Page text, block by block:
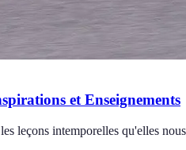
et Enseignements
leçons intemporelles qu'elles